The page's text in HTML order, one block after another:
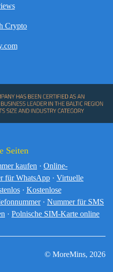
Crypto
Seiten
kaufen · Online-
für WhatsApp · Virtuelle
· Kostenlose
· Nummer für SMS
· Polnische SIM-Karte online
© MoreMins, 2026